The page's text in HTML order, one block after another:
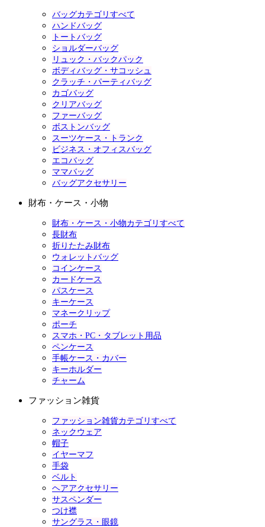
バッグカテゴリすべて
ハンドバッグ
トートバッグ
ショルダーバッグ
リュック・バックパック
ボディバッグ・サコッシュ
クラッチ・パーティバッグ
カゴバッグ
クリアバッグ
ファーバッグ
ボストンバッグ
スーツケース・トランク
ビジネス・オフィスバッグ
エコバッグ
ママバッグ
バッグアクセサリー
財布・ケース・小物
財布・ケース・小物カテゴリすべて
長財布
折りたたみ財布
ウォレットバッグ
コインケース
カードケース
パスケース
キーケース
マネークリップ
ポーチ
スマホ・PC・タブレット用品
ペンケース
手帳ケース・カバー
キーホルダー
チャーム
ファッション雑貨
ファッション雑貨カテゴリすべて
ネックウェア
帽子
イヤーマフ
手袋
ベルト
ヘアアクセサリー
サスペンダー
つけ襟
サングラス・眼鏡